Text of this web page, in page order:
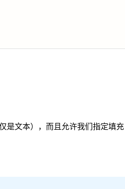
是文本），而且允许我们指定填充